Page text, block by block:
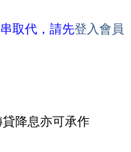
取代，請先登入會員
降息亦可承作